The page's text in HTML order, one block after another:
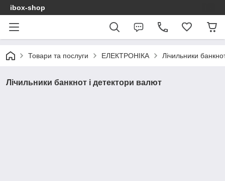
ibox-shop
Товари та послуги ЕЛЕКТРОНІКА Лічильники
Лічильники банкнот і детектори валют